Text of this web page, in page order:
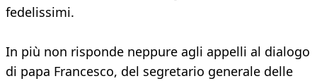
fedelissimi.
In più non risponde neppure agli appelli al dialogo
di papa Francesco, del segretario generale delle